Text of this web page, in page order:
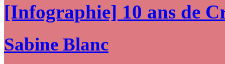
[Infographie] 10 ans de
Sabine Blanc